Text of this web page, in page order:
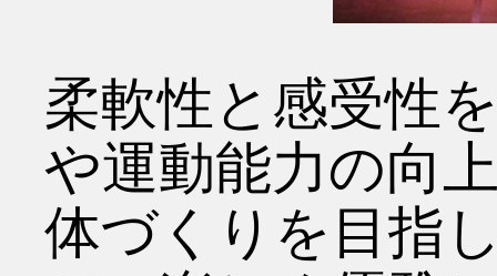
柔軟性と感受性
や運動能力の向
体づくりを目指